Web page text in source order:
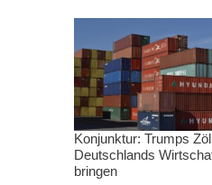
Konjunktur: Trumps
Deutschlands
bringen